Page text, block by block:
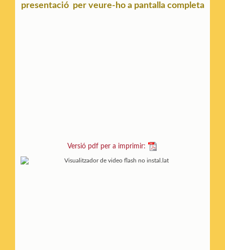
presentació per veure-ho a pantalla completa
Versió pdf per a imprimir: